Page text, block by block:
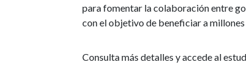
para fomentar la colaboración entre
con el objetivo de beneficiar a millones
Consulta más detalles y accede al